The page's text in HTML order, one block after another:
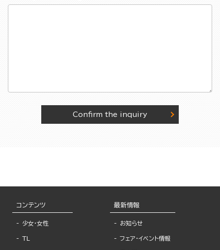
Confirm the inquiry
コンテンツ
少女・女性
TL
最新情報
お知らせ
フェア・イベント情報